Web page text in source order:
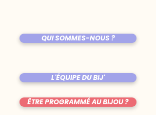
QUI SOMMES-NOUS ?
L'ÉQUIPE DU BIJ'
ÊTRE PROGRAMMÉ AU BIJOU ?